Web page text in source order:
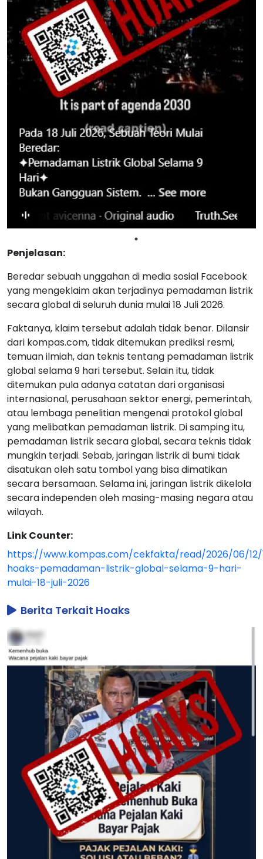
Penjelasan:
Beredar sebuah unggahan di media sosial Facebook
yang mengeklaim akan terjadinya pemadaman listrik
secara global di seluruh dunia mulai 18 Juli 2026.
Faktanya, klaim tersebut adalah tidak benar. Dilansir
dari kompas.com, tidak ditemukan prediksi resmi,
temuan ilmiah, dan teknis tentang pemadaman listrik
global selama 9 hari tersebut. Selain itu, tidak
ditemukan pula adanya catatan dari organisasi
internasional, perusahaan sektor energi, pemerintah,
atau lembaga penelitian mengenai protokol global
yang melibatkan pemadaman listrik. Di samping itu,
pemadaman listrik secara global, secara teknis tidak
mungkin terjadi. Sebab, jaringan listrik di bumi tidak
disatukan oleh satu tombol yang bisa dimatikan
secara bersamaan. Selama ini, jaringan listrik dikelola
secara independen oleh masing-masing negara atau
wilayah.
Link Counter:
https://www.kompas.com/cekfakta/read/2026/06/12/
hoaks-pemadaman-listrik-global-selama-9-hari-
mulai-18-juli-2026
Berita Terkait Hoaks